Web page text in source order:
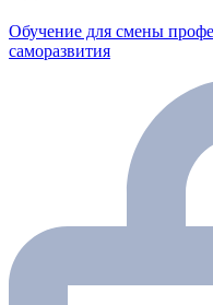
Обучение для смены
саморазвития